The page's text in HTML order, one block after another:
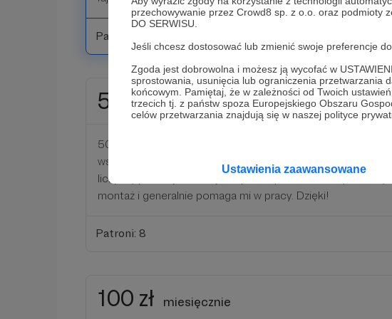
przechowywanie przez Crowd8 sp. z o.o. oraz podmioty
DO SERWISU.
Jeśli chcesz dostosować lub zmienić swoje preferencje
Zgoda jest dobrowolna i możesz ją wycofać w
sprostowania, usunięcia lub ograniczenia przetwarzania
końcowym. Pamiętaj, że w zależności od Twoich
trzecich tj. z państw spoza Europejskiego Obszaru
celów przetwarzania znajdują się w naszej polityce
Ustawienia zaawansowane
Patroni: 17
50 zł miesięcznie
50 zł - Otrzymasz wszystko to, co w poprzednim progu,
wspierasz Witam dwa razy bardziej, więc moja dozgonna
liczy się podwójnie. Twoje wsparcie pozwala mi kupić kawę,
montaż i generalnie pomaga mi w pracy. Dzięki!
Patroni: 8
100 zł miesięcznie